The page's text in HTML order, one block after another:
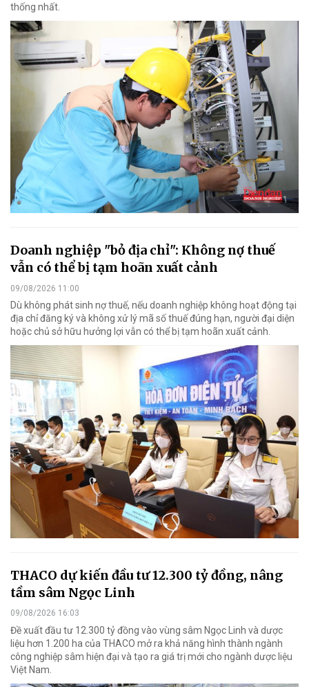
thống nhất.
Doanh nghiệp "bỏ địa chỉ": Không nợ thuế
vẫn có thể bị tạm hoãn xuất cảnh
09/08/2026 11:00
Dù không phát sinh nợ thuế, nếu doanh nghiệp không hoạt động tại
địa chỉ đăng ký và không xử lý mã số thuế đúng hạn, người đại diện
hoặc chủ sở hữu hưởng lợi vẫn có thể bị tạm hoãn xuất cảnh.
THACO dự kiến đầu tư 12.300 tỷ đồng, nâng
tầm sâm Ngọc Linh
09/08/2026 16:03
Đề xuất đầu tư 12.300 tỷ đồng vào vùng sâm Ngọc Linh và dược
liệu hơn 1.200 ha của THACO mở ra khả năng hình thành ngành
công nghiệp sâm hiện đại và tạo ra giá trị mới cho ngành dược liệu
Việt Nam.